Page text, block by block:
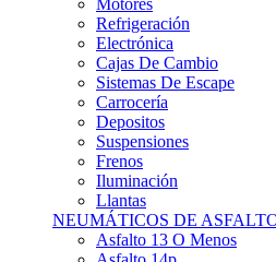
Motores
Refrigeración
Electrónica
Cajas De Cambio
Sistemas De Escape
Carrocería
Depositos
Suspensiones
Frenos
Iluminación
Llantas
NEUMÁTICOS DE
Asfalto 13 O Menos